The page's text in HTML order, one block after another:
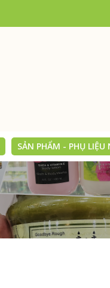
SẢN PHẨM - PHỤ LIỆU